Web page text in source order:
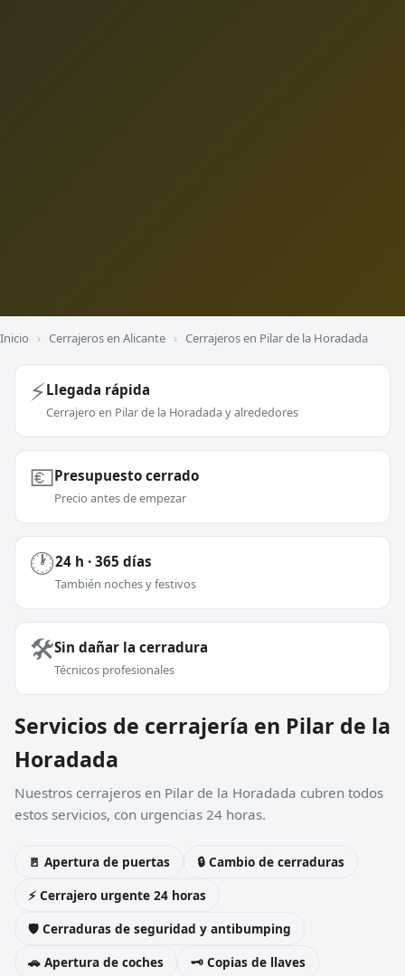
Inicio › Cerrajeros en Alicante › Cerrajeros en Pilar de la Horadada
⚡Llegada rápida
Cerrajero en Pilar de la Horadada y alrededores
💶Presupuesto cerrado
Precio antes de empezar
🕐24 h · 365 días
También noches y festivos
🛠️Sin dañar la cerradura
Técnicos profesionales
Servicios de cerrajería en Pilar de la
Horadada
Nuestros cerrajeros en Pilar de la Horadada cubren todos
estos servicios, con urgencias 24 horas.
🚪 Apertura de puertas
🔒 Cambio de cerraduras
⚡ Cerrajero urgente 24 horas
🛡️ Cerraduras de seguridad y antibumping
🚗 Apertura de coches
🗝️ Copias de llaves